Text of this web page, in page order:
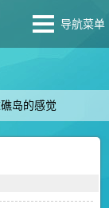
导航菜单
岛的感觉